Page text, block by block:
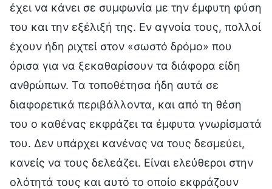
έχει να κάνει σε συμφωνία με την έμφυτη φύση
του και την εξέλιξή της. Εν αγνοία τους, πολλοί
έχουν ήδη ριχτεί στον «σωστό δρόμο» που
όρισα για να ξεκαθαρίσουν τα διάφορα είδη
ανθρώπων. Τα τοποθέτησα ήδη αυτά σε
διαφορετικά περιβάλλοντα, και από τη θέση
του ο καθένας εκφράζει τα έμφυτα γνωρίσματά
του. Δεν υπάρχει κανένας να τους δεσμεύει,
κανείς να τους δελεάζει. Είναι ελεύθεροι στην
ολότητά τους και αυτό το οποίο εκφράζουν